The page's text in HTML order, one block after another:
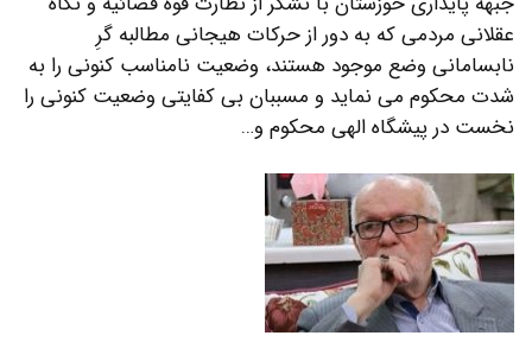
عقلانی مردمی که به دور از حرکات هیجانی مطالبه گرِ
نابسامانی وضع موجود هستند، وضعیت نامناسب کنونی را به
شدت محکوم می نماید و مسببان بی کفایتی وضعیت کنونی را
نخست در پیشگاه الهی محکوم و…